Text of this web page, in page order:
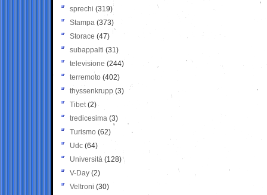
sprechi (319)
Stampa (373)
Storace (47)
subappalti (31)
televisione(244)
terremoto (402)
thyssenkrupp (3)
Tibet(2)
tredicesima (3)
Turismo (62)
Udc (64)
Università (128)
V-Day (2)
Veltroni (30)